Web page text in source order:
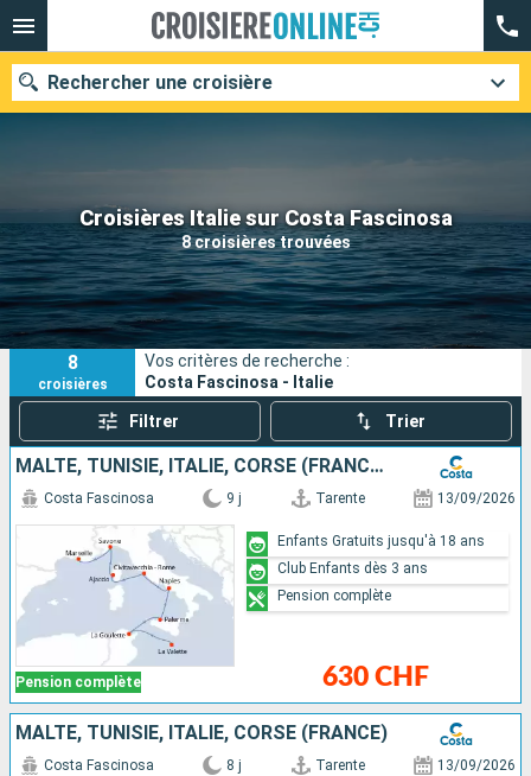
Croisières Italie sur Costa Fascinosa
8 croisières trouvées
Rechercher une croisière
Nos destinations
Mois de départ
Ports Compagnies
Rechercher
8
croisières
Vos critères de recherche :
Costa Fascinosa - Italie
Filtrer Trier
MALTE, TUNISIE, ITALIE, CORSE (FRANCE), FRANCE
Pension complète
Costa Fascinosa 9 j Tarente 13/09/2026
630 CHF
Enfants Gratuits jusqu'à 18 ans
Club Enfants dès 3 ans
Pension complète
MALTE, TUNISIE, ITALIE, CORSE (FRANCE)
Costa Fascinosa 8 j Tarente 13/09/2026